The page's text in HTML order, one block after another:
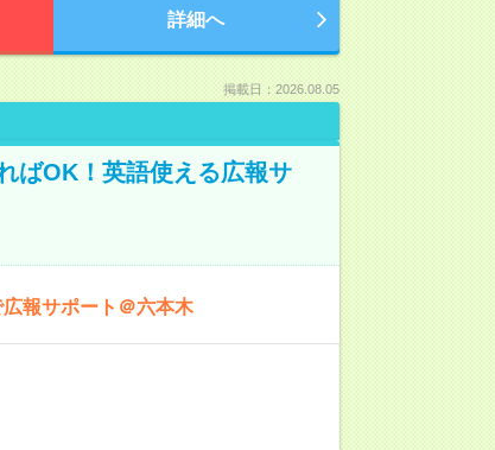
詳細へ
掲載日：2026.08.05
ばOK！英語使える広報サ
報サポート＠六本木